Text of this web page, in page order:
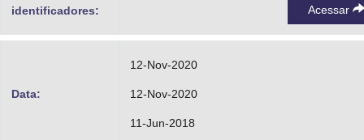
identificadores: Acessar
Data:
12-Nov-2020
12-Nov-2020
11-Jun-2018